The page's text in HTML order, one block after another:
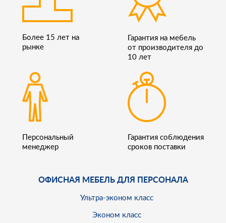
Более 15 лет на
рынке
Гарантия на мебель
от производителя до
10 лет
Персональный
менеджер
Гарантия соблюдения
сроков поставки
ОФИСНАЯ МЕБЕЛЬ ДЛЯ ПЕРСОНАЛА
Ультра-эконом класс
Эконом класс